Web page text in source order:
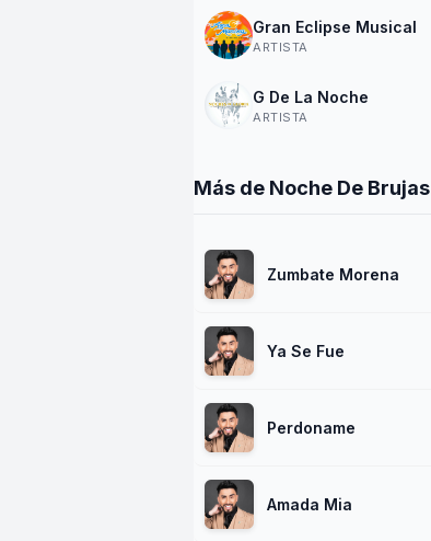
Gran Eclipse Musical
ARTISTA
G De La Noche
ARTISTA
Más de Noche De Brujas
Zumbate Morena
Ya Se Fue
Perdoname
Amada Mia